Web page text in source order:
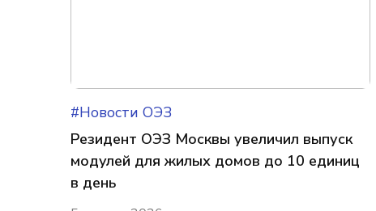
#Новости ОЭЗ
Резидент ОЭЗ Москвы увеличил выпуск
модулей для жилых домов до 10 единиц
в день